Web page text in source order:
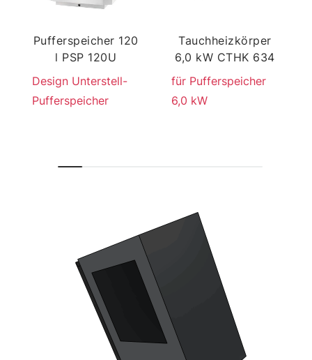
Pufferspeicher 120
l PSP 120U
Design Unterstell-
Pufferspeicher
Tauchheizkörper
6,0 kW CTHK 634
für Pufferspeicher
6,0 kW